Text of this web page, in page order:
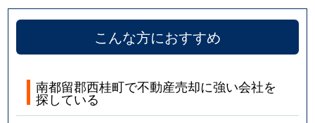
こんな方におすすめ
南都留郡西桂町で不動産売却に強い会社を
探している